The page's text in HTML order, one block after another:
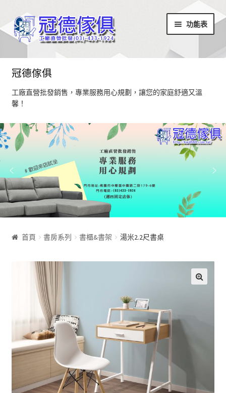
略
過
導
覽
跳
至
內
容
功能表
首頁
家具商品
超值商品區
小椅凳/長方凳系列
居家飾品
沙發床
屏風
展示櫃&收納櫃
茶几
雙面櫃
冠德傢俱
工廠直營批發銷售，專業服務用心規劃，讓您的家庭舒適又溫
馨！
首頁 書房系列 書櫃&書架 湯米2.2尺書桌